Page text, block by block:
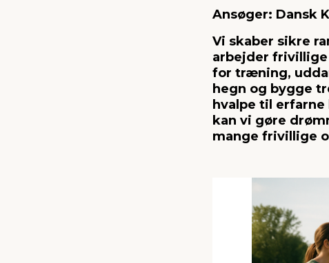
Ansøger: Dansk
Vi skaber sikre
arbejder
for træning,
hegn og bygge
hvalpe til
kan vi gøre
mange frivillige